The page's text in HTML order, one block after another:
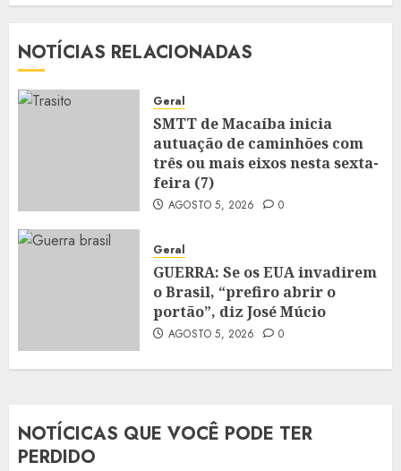
NOTÍCIAS RELACIONADAS
Geral
SMTT de Macaíba inicia
autuação de caminhões com
três ou mais eixos nesta sexta-
feira (7)
AGOSTO 5, 2026 0
Geral
GUERRA: Se os EUA invadirem
o Brasil, “prefiro abrir o
portão”, diz José Múcio
AGOSTO 5, 2026 0
NOTÍCICAS QUE VOCÊ PODE TER
PERDIDO